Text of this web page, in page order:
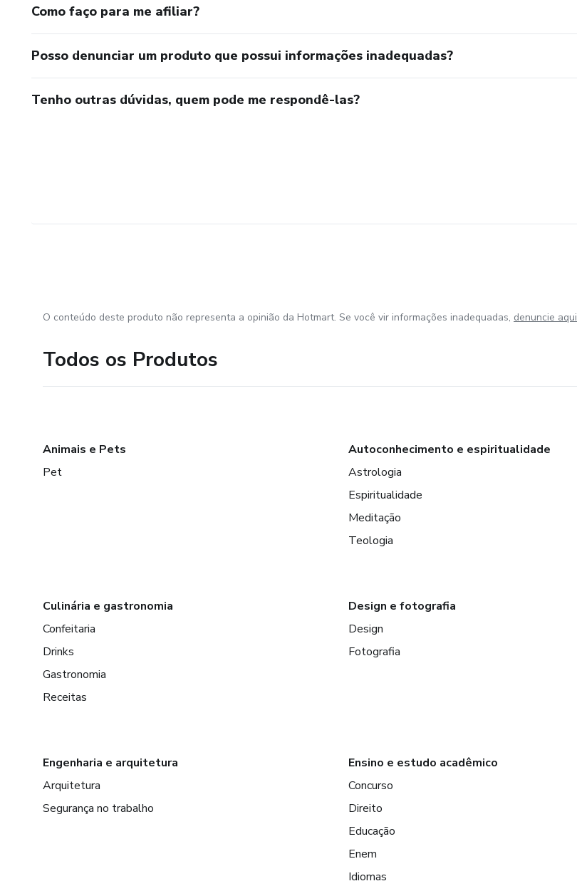
Como faço para me afiliar?
Posso denunciar um produto que possui informações inadequadas?
Tenho outras dúvidas, quem pode me respondê-las?
O conteúdo deste produto não representa a opinião da Hotmart. Se você vir informações inadequadas, denuncie aqui
Todos os Produtos
Animais e Pets
Pet
Autoconhecimento e espiritualidade
Astrologia
Espiritualidade
Meditação
Teologia
Culinária e gastronomia
Confeitaria
Drinks
Gastronomia
Receitas
Design e fotografia
Design
Fotografia
Engenharia e arquitetura
Arquitetura
Segurança no trabalho
Ensino e estudo acadêmico
Concurso
Direito
Educação
Enem
Idiomas